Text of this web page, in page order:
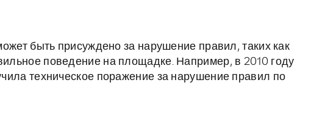
быть присуждено за нарушение правил, таких как
поведение на площадке. Например, в 2010 году
техническое поражение за нарушение правил по